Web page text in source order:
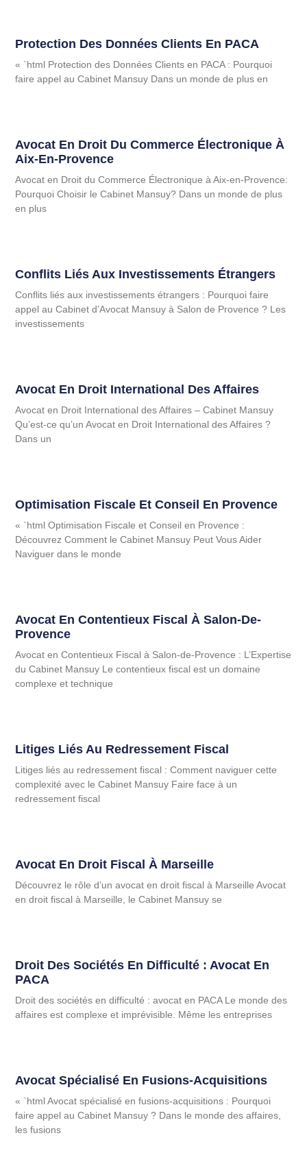
Protection Des Données Clients En PACA
« `html Protection des Données Clients en PACA : Pourquoi
faire appel au Cabinet Mansuy Dans un monde de plus en
Avocat En Droit Du Commerce Électronique À
Aix-En-Provence
Avocat en Droit du Commerce Électronique à Aix-en-Provence:
Pourquoi Choisir le Cabinet Mansuy? Dans un monde de plus
en plus
Conflits Liés Aux Investissements Étrangers
Conflits liés aux investissements étrangers : Pourquoi faire
appel au Cabinet d’Avocat Mansuy à Salon de Provence ? Les
investissements
Avocat En Droit International Des Affaires
Avocat en Droit International des Affaires – Cabinet Mansuy
Qu’est-ce qu’un Avocat en Droit International des Affaires ?
Dans un
Optimisation Fiscale Et Conseil En Provence
« `html Optimisation Fiscale et Conseil en Provence :
Découvrez Comment le Cabinet Mansuy Peut Vous Aider
Naviguer dans le monde
Avocat En Contentieux Fiscal À Salon-De-
Provence
Avocat en Contentieux Fiscal à Salon-de-Provence : L’Expertise
du Cabinet Mansuy Le contentieux fiscal est un domaine
complexe et technique
Litiges Liés Au Redressement Fiscal
Litiges liés au redressement fiscal : Comment naviguer cette
complexité avec le Cabinet Mansuy Faire face à un
redressement fiscal
Avocat En Droit Fiscal À Marseille
Découvrez le rôle d’un avocat en droit fiscal à Marseille Avocat
en droit fiscal à Marseille, le Cabinet Mansuy se
Droit Des Sociétés En Difficulté : Avocat En
PACA
Droit des sociétés en difficulté : avocat en PACA Le monde des
affaires est complexe et imprévisible. Même les entreprises
Avocat Spécialisé En Fusions-Acquisitions
« `html Avocat spécialisé en fusions-acquisitions : Pourquoi
faire appel au Cabinet Mansuy ? Dans le monde des affaires,
les fusions